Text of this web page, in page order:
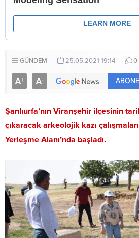
GÜNDEM 25.05.2021 19:14 0
A+ A-
Şanlıurfa’nın Viranşehir ilçesinin
çıkaracak arkeolojik kazı
Yerleşme Alanı’nda başladı.